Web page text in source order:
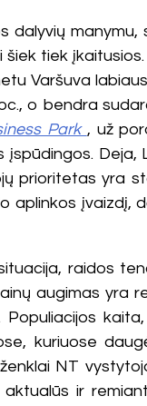
manymu,
tiek
Varšuva
o bendra
Park , už
įspūdingos. Deja,
prioritetas yra
aplinkos įvaizdį,
raidos
augimas yra
kuriuose
NT
ir